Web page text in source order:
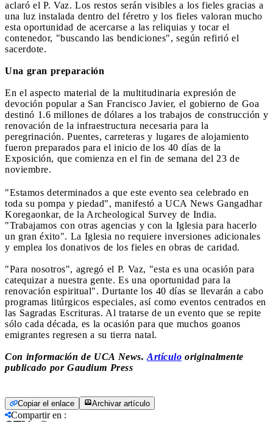
aclaró el P. Vaz. Los restos serán visibles a los fieles gracias a
una luz instalada dentro del féretro y los fieles valoran mucho
esta oportunidad de acercarse a las reliquias y tocar el
contenedor, "buscando las bendiciones", según refirió el
sacerdote.
Una gran preparación
En el aspecto material de la multitudinaria expresión de
devoción popular a San Francisco Javier, el gobierno de Goa
destinó 1.6 millones de dólares a los trabajos de construcción y
renovación de la infraestructura necesaria para la
peregrinación. Puentes, carreteras y lugares de alojamiento
fueron preparados para el inicio de los 40 días de la
Exposición, que comienza en el fin de semana del 23 de
noviembre.
"Estamos determinados a que este evento sea celebrado en
toda su pompa y piedad", manifestó a UCA News Gangadhar
Koregaonkar, de la Archeological Survey de India.
"Trabajamos con otras agencias y con la Iglesia para hacerlo
un gran éxito". La Iglesia no requiere inversiones adicionales
y emplea los donativos de los fieles en obras de caridad.
"Para nosotros", agregó el P. Vaz, "esta es una ocasión para
catequizar a nuestra gente. Es una oportunidad para la
renovación espiritual". Durtante los 40 días se llevarán a cabo
programas litúrgicos especiales, así como eventos centrados en
las Sagradas Escrituras. Al tratarse de un evento que se repite
sólo cada década, es la ocasión para que muchos goanos
emigrantes regresen a su tierra natal.
Con información de UCA News. Artículo originalmente
publicado por Gaudium Press
Copiar el enlace Archivar artículo
Compartir en :